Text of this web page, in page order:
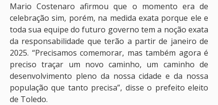
Mario Costenaro afirmou que o momento era de
celebração sim, porém, na medida exata porque ele e
toda sua equipe do futuro governo tem a noção exata
da responsabilidade que terão a partir de janeiro de
2025. “Precisamos comemorar, mas também agora é
preciso traçar um novo caminho, um caminho de
desenvolvimento pleno da nossa cidade e da nossa
população que tanto precisa”, disse o prefeito eleito
de Toledo.